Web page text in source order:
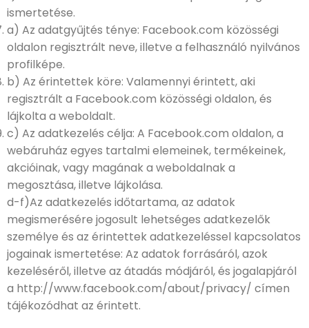
ismertetése.
a) Az adatgyűjtés ténye: Facebook.com közösségi
oldalon regisztrált neve, illetve a felhasználó nyilvános
profilképe.
b) Az érintettek köre: Valamennyi érintett, aki
regisztrált a Facebook.com közösségi oldalon, és
lájkolta a weboldalt.
c) Az adatkezelés célja: A Facebook.com oldalon, a
webáruház egyes tartalmi elemeinek, termékeinek,
akcióinak, vagy magának a weboldalnak a
megosztása, illetve lájkolása.
d-f)Az adatkezelés időtartama, az adatok
megismerésére jogosult lehetséges adatkezelők
személye és az érintettek adatkezeléssel kapcsolatos
jogainak ismertetése: Az adatok forrásáról, azok
kezeléséről, illetve az átadás módjáról, és jogalapjáról
a http://www.facebook.com/about/privacy/ címen
tájékozódhat az érintett.